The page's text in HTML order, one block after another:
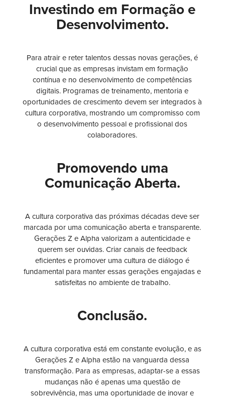
Investindo em Formação e
Desenvolvimento.
Para atrair e reter talentos dessas novas gerações, é
crucial que as empresas invistam em formação
contínua e no desenvolvimento de competências
digitais. Programas de treinamento, mentoria e
oportunidades de crescimento devem ser integrados à
cultura corporativa, mostrando um compromisso com
o desenvolvimento pessoal e profissional dos
colaboradores.
Promovendo uma
Comunicação Aberta.
A cultura corporativa das próximas décadas deve ser
marcada por uma comunicação aberta e transparente.
Gerações Z e Alpha valorizam a autenticidade e
querem ser ouvidas. Criar canais de feedback
eficientes e promover uma cultura de diálogo é
fundamental para manter essas gerações engajadas e
satisfeitas no ambiente de trabalho.
Conclusão.
A cultura corporativa está em constante evolução, e as
Gerações Z e Alpha estão na vanguarda dessa
transformação. Para as empresas, adaptar-se a essas
mudanças não é apenas uma questão de
sobrevivência, mas uma oportunidade de inovar e